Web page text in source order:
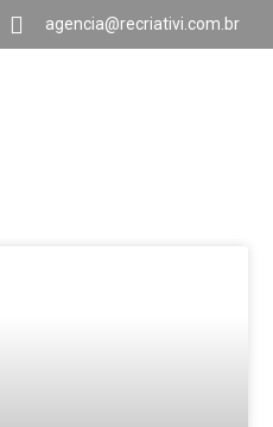
agencia@recriativi.com.br